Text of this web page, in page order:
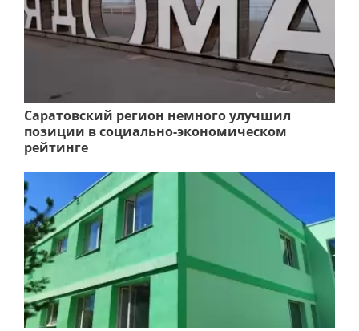
Саратовский регион немного улучшил
позиции в социально-экономическом
рейтинге